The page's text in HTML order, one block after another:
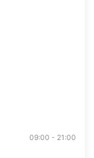
09:00 - 21:00